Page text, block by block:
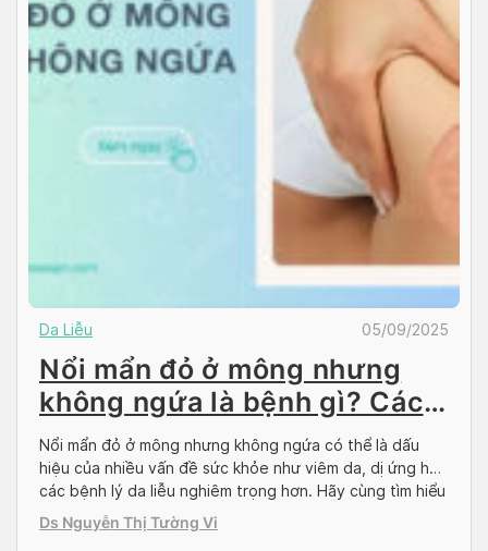
Da Liễu 05/09/2025
Nổi mẩn đỏ ở mông nhưng
không ngứa là bệnh gì? Cách
điều trị hiệu quả
Nổi mẩn đỏ ở mông nhưng không ngứa có thể là dấu
hiệu của nhiều vấn đề sức khỏe như viêm da, dị ứng hay
các bệnh lý da liễu nghiêm trọng hơn. Hãy cùng tìm hiểu
nguyên nhân và cách điều trị hiệu quả để giúp bạn tự
tin hơn trong sinh hoạt hàng […]
Ds Nguyễn Thị Tường Vi